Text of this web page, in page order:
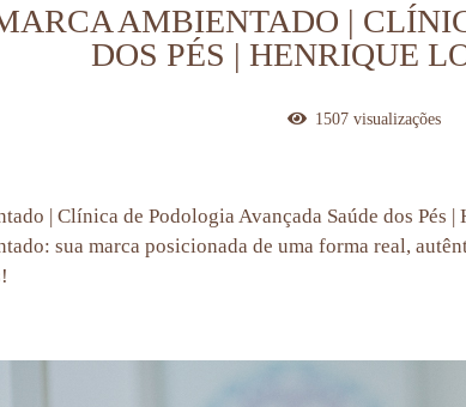
AMBIENTADO |
DOS PÉS | HENRIQUE
1507 visualizações
| Clínica de Podologia Avançada Saúde dos Pés
sua marca posicionada de uma forma real,